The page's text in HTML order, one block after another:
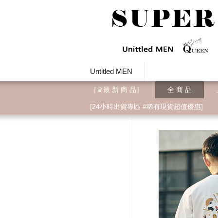
Untitled MEN
［♛最 新 商 品］ 全 商 品
[24小時出貨專區 #稀有現貨超值優惠]